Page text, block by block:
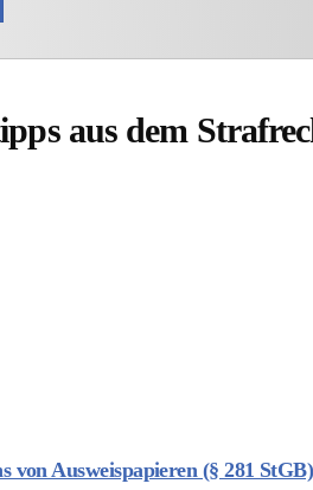
aus dem
von Ausweispapieren (§ 281 StGB)